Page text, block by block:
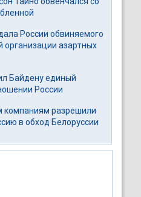
России обвиняемого
организации азартных
Байдену единый
России
компаниям разрешили
в обход Белоруссии